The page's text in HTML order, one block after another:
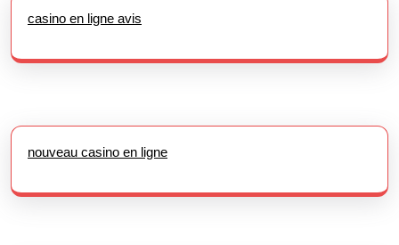
casino en ligne avis
nouveau casino en ligne